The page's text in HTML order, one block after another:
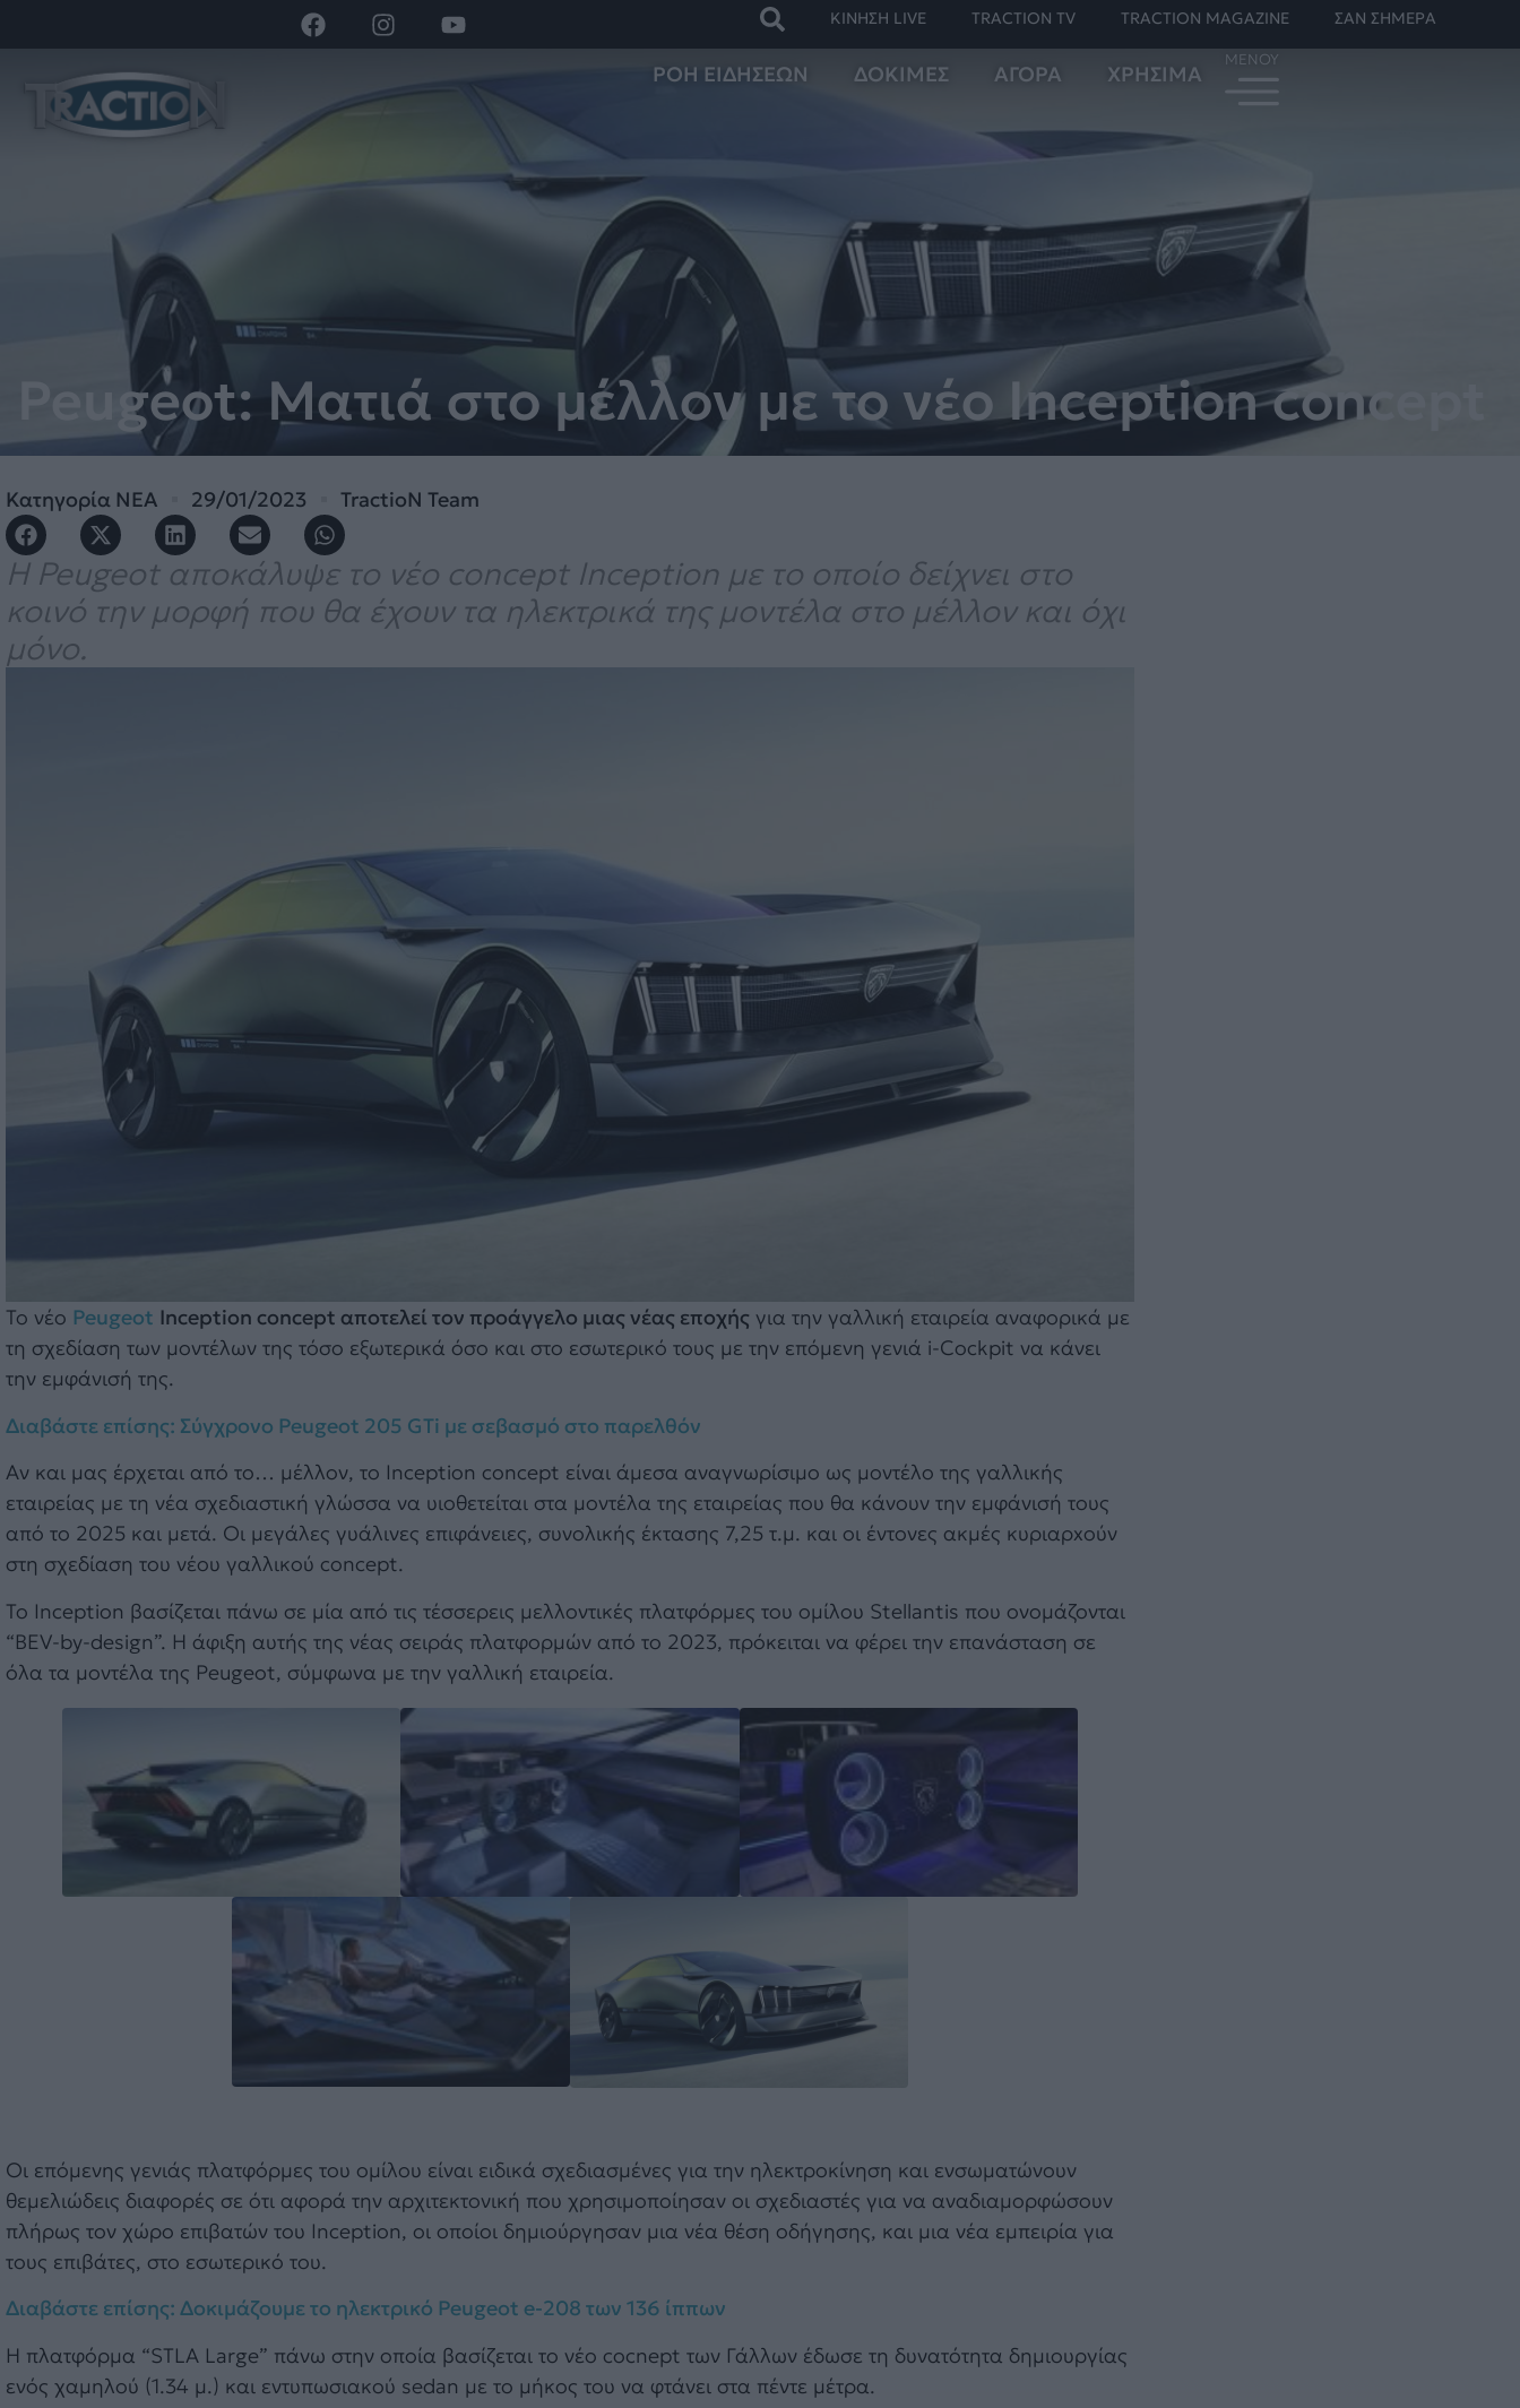
ΚΙΝΗΣΗ LIVE TRACTION TV TRACTION MAGAZINE ΣΑΝ ΣΗΜΕΡΑ
ΡΟΗ ΕΙΔΗΣΕΩΝ ΔΟΚΙΜΕΣ ΑΓΟΡΑ ΧΡΗΣΙΜΑ
Peugeot: Ματιά στο μέλλον με το νέο Inception concept
Κατηγορία ΝΕΑ 29/01/2023 TractioN Team
Η Peugeot αποκάλυψε το νέο concept Inception με το οποίο δείχνει στο
κοινό την μορφή που θα έχουν τα ηλεκτρικά της μοντέλα στο μέλλον και όχι
μόνο.
Το νέο Peugeot Inception concept αποτελεί τον προάγγελο μιας νέας εποχής για την γαλλική εταιρεία αναφορικά με
τη σχεδίαση των μοντέλων της τόσο εξωτερικά όσο και στο εσωτερικό τους με την επόμενη γενιά i-Cockpit να κάνει
την εμφάνισή της.
Διαβάστε επίσης: Σύγχρονο Peugeot 205 GTi με σεβασμό στο παρελθόν
Αν και μας έρχεται από το… μέλλον, το Inception concept είναι άμεσα αναγνωρίσιμο ως μοντέλο της γαλλικής
εταιρείας με τη νέα σχεδιαστική γλώσσα να υιοθετείται στα μοντέλα της εταιρείας που θα κάνουν την εμφάνισή τους
από το 2025 και μετά. Οι μεγάλες γυάλινες επιφάνειες, συνολικής έκτασης 7,25 τ.μ. και οι έντονες ακμές κυριαρxούν
στη σχεδίαση του νέου γαλλικού concept.
Το Inception βασίζεται πάνω σε μία από τις τέσσερεις μελλοντικές πλατφόρμες του ομίλου Stellantis που ονομάζονται
“BEV-by-design”. Η άφιξη αυτής της νέας σειράς πλατφορμών από το 2023, πρόκειται να φέρει την επανάσταση σε
όλα τα μοντέλα της Peugeot, σύμφωνα με την γαλλική εταιρεία.
Οι επόμενης γενιάς πλατφόρμες του ομίλου είναι ειδικά σχεδιασμένες για την ηλεκτροκίνηση και ενσωματώνουν
θεμελιώδεις διαφορές σε ότι αφορά την αρχιτεκτονική που χρησιμοποίησαν οι σχεδιαστές για να αναδιαμορφώσουν
πλήρως τον χώρο επιβατών του Inception, οι οποίοι δημιούργησαν μια νέα θέση οδήγησης, και μια νέα εμπειρία για
τους επιβάτες, στο εσωτερικό του.
Διαβάστε επίσης: Δοκιμάζουμε το ηλεκτρικό Peugeot e-208 των 136 ίππων
Η πλατφόρμα “STLA Large” πάνω στην οποία βασίζεται το νέο cocnept των Γάλλων έδωσε τη δυνατότητα δημιουργίας
ενός χαμηλού (1.34 μ.) και εντυπωσιακού sedan με το μήκος του να φτάνει στα πέντε μέτρα.